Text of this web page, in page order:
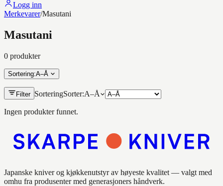
Logg inn
Merkevarer/Masutani
Masutani
0 produkter
Sortering:A–Å
Filter SorteringSorter:A–Å
Ingen produkter funnet.
Japanske kniver og kjøkkenutstyr av høyeste kvalitet — valgt med
omhu fra produsenter med generasjoners håndverk.